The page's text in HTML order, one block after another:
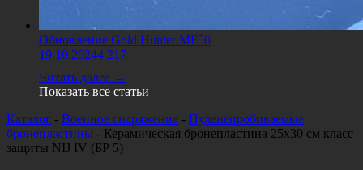
Обновление Gold Hunter MF50
19.10.20244 217
Читать далее →
Показать все статьи
Каталог - Военное снаряжение - Пуленепробиваемые
бронепластины - Керамическая бронепластина 25х30 см класс
защиты NIJ IV (БР 5)